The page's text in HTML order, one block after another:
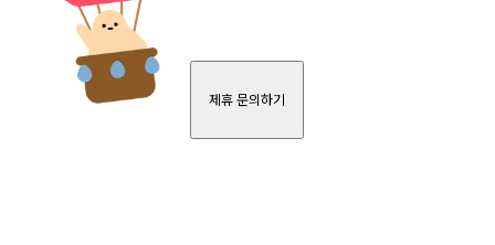
제휴 문의하기